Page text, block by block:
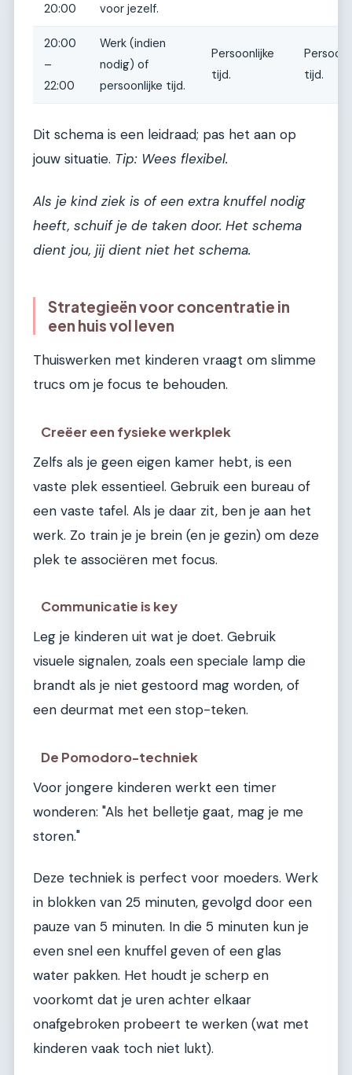
20:00
voor jezelf.
20:00
–
22:00
Werk (indien
nodig) of
persoonlijke tijd.
Persoonlijke
tijd.
tijd.
Dit schema is een leidraad; pas het aan op
jouw situatie. Tip: Wees flexibel.
Als je kind ziek is of een extra knuffel nodig
heeft, schuif je de taken door. Het schema
dient jou, jij dient niet het schema.
Strategieën voor concentratie in
een huis vol leven
Thuiswerken met kinderen vraagt om slimme
trucs om je focus te behouden.
Creëer een fysieke werkplek
Zelfs als je geen eigen kamer hebt, is een
vaste plek essentieel. Gebruik een bureau of
een vaste tafel. Als je daar zit, ben je aan het
werk. Zo train je je brein (en je gezin) om deze
plek te associëren met focus.
Communicatie is key
Leg je kinderen uit wat je doet. Gebruik
visuele signalen, zoals een speciale lamp die
brandt als je niet gestoord mag worden, of
een deurmat met een stop-teken.
De Pomodoro-techniek
Voor jongere kinderen werkt een timer
wonderen: "Als het belletje gaat, mag je me
storen."
Deze techniek is perfect voor moeders. Werk
in blokken van 25 minuten, gevolgd door een
pauze van 5 minuten. In die 5 minuten kun je
even snel een knuffel geven of een glas
water pakken. Het houdt je scherp en
voorkomt dat je uren achter elkaar
onafgebroken probeert te werken (wat met
kinderen vaak toch niet lukt).